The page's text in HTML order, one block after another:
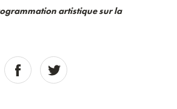
artistique sur la